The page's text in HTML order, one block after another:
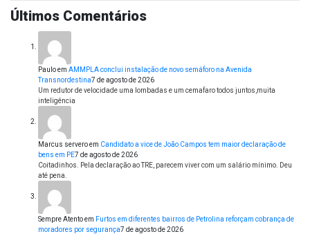
Últimos Comentários
Pauloem AMMPLA conclui instalação de novo semáforo na Avenida
Transnordestina7 de agosto de 2026
Um redutor de velocidade uma lombadas e um cemafaro todos juntos,muita
inteligência
Marcus serveroem Candidato a vice de João Campos tem maior declaração de
bens em PE7 de agosto de 2026
Coitadinhos. Pela declaração ao TRE, parecem viver com um salário mínimo. Deu
até pena.
Sempre Atentoem Furtos em diferentes bairros de Petrolina reforçam cobrança de
moradores por segurança7 de agosto de 2026